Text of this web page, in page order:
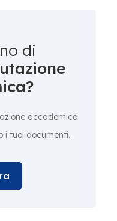
di
accademica
tuoi documenti.